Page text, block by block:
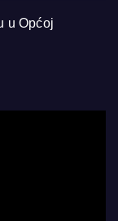
u Općoj